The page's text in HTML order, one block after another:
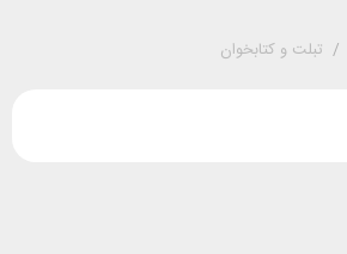
/ تبلت و کتابخوان